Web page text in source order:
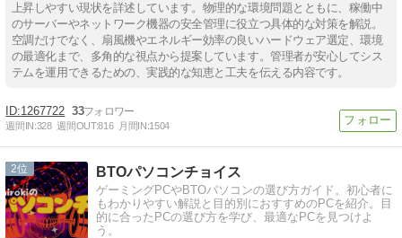
上昇しやすい現状を詳述しています。物理的な環境問題とともに、稼働中
のサーバーやネットワーク機器の安全管理に役立つ具体的な対策を解説。
空調だけでなく、扇風機やエネルギー効率の良いハードウェア選定、環境
の最適化まで、多角的な視点から提案しています。管理者が安心してシス
テムを運用できるための、実践的な知恵と工夫を伝える内容です。
1267722 33
週間IN:328 週間OUT:816 月間IN:1504
2 BTOパソコンチョイス
ゲーミングPCやBTOパソコンの選び方ガイド。初心者に
もわかりやすい解説と目的別におすすめのPCを紹介。目
的に合ったPCの選び方を学び、最適なPCを見つけよ
う。